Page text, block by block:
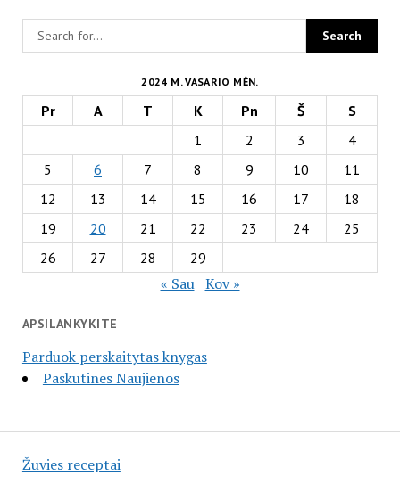
2024 M. VASARIO MĖN.
Pr A T K Pn Š
S
1
2 3
4
5
6 7 8 9 10
11
12
13 14 15 16 17
18
19
20 21 22 23 24
25
26
27 28 29
« Sau Kov »
APSILANKYKITE
Parduok perskaitytas knygas
Paskutines Naujienos
Žuvies receptai